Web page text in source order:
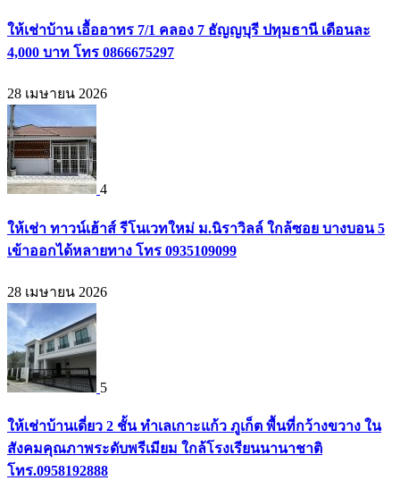
ให้เช่าบ้าน เอื้ออาทร 7/1 คลอง 7 ธัญญบุรี ปทุมธานี เดือนละ
4,000 บาท โทร 0866675297
28 เมษายน 2026
4
ให้เช่า ทาวน์เฮ้าส์ รีโนเวทใหม่ ม.นิราวิลล์ ใกล้ซอย บางบอน 5
เข้าออกได้หลายทาง โทร 0935109099
28 เมษายน 2026
5
ให้เช่าบ้านเดี่ยว 2 ชั้น ทำเลเกาะแก้ว ภูเก็ต พื้นที่กว้างขวาง ใน
สังคมคุณภาพระดับพรีเมียม ใกล้โรงเรียนนานาชาติ
โทร.0958192888